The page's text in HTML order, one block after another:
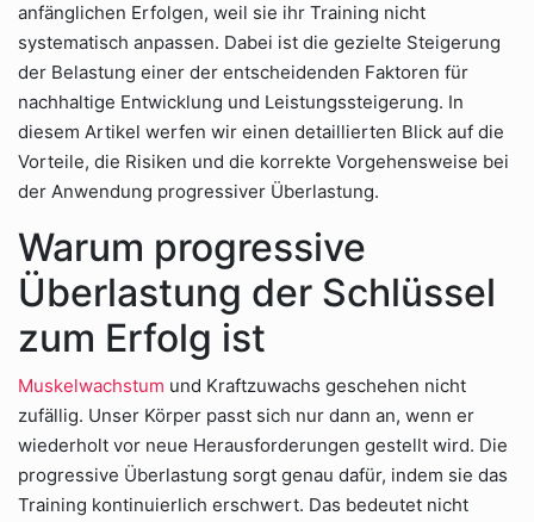
anfänglichen Erfolgen, weil sie ihr Training nicht
systematisch anpassen. Dabei ist die gezielte Steigerung
der Belastung einer der entscheidenden Faktoren für
nachhaltige Entwicklung und Leistungssteigerung. In
diesem Artikel werfen wir einen detaillierten Blick auf die
Vorteile, die Risiken und die korrekte Vorgehensweise bei
der Anwendung progressiver Überlastung.
Warum progressive
Überlastung der Schlüssel
zum Erfolg ist
Muskelwachstum und Kraftzuwachs geschehen nicht
zufällig. Unser Körper passt sich nur dann an, wenn er
wiederholt vor neue Herausforderungen gestellt wird. Die
progressive Überlastung sorgt genau dafür, indem sie das
Training kontinuierlich erschwert. Das bedeutet nicht